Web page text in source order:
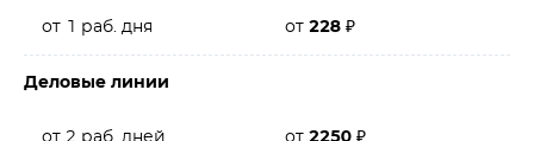
от 1 раб. дня от 228 ₽
Деловые линии
от 2 раб. дней от 2250 ₽